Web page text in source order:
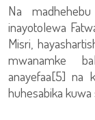
Na
inayotolewa
Misri,
mwanamke
anayefaa[5] na
huhesabika kuwa